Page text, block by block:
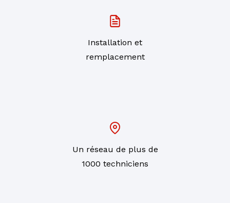
Installation et
remplacement
Un réseau de plus de
1000 techniciens